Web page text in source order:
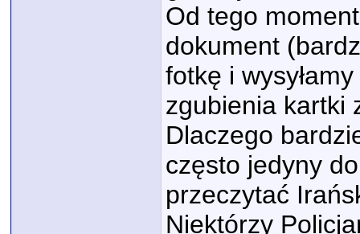
Od tego
dokument
fotkę i
zgubienia kartki
Dlaczego
często jedyny
przeczytać
Niektórzy